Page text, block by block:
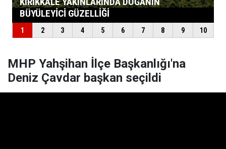
MHP Yahşihan İlçe Başkanlığı'na
Deniz Çavdar başkan seçildi